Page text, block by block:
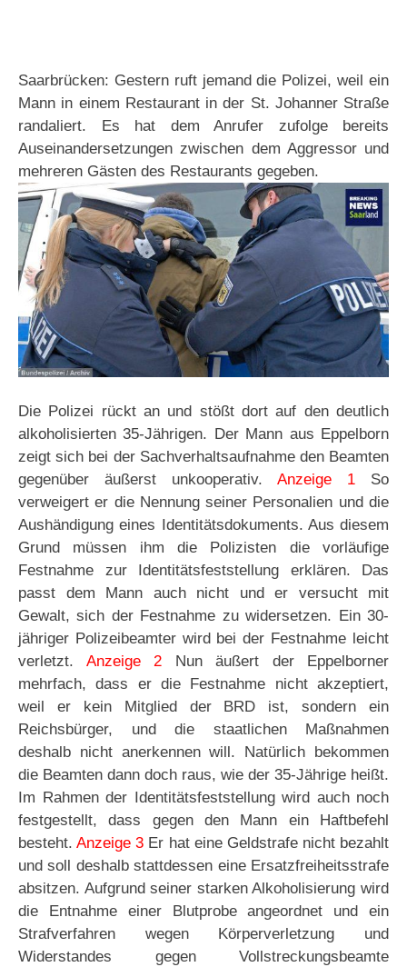
Saarbrücken: Gestern ruft jemand die Polizei, weil ein
Mann in einem Restaurant in der St. Johanner Straße
randaliert. Es hat dem Anrufer zufolge bereits
Auseinandersetzungen zwischen dem Aggressor und
mehreren Gästen des Restaurants gegeben.
Die Polizei rückt an und stößt dort auf den deutlich
alkoholisierten 35-Jährigen. Der Mann aus Eppelborn
zeigt sich bei der Sachverhaltsaufnahme den Beamten
gegenüber äußerst unkooperativ. Anzeige 1 So
verweigert er die Nennung seiner Personalien und die
Aushändigung eines Identitätsdokuments. Aus diesem
Grund müssen ihm die Polizisten die vorläufige
Festnahme zur Identitätsfeststellung erklären. Das
passt dem Mann auch nicht und er versucht mit
Gewalt, sich der Festnahme zu widersetzen. Ein 30-
jähriger Polizeibeamter wird bei der Festnahme leicht
verletzt. Anzeige 2 Nun äußert der Eppelborner
mehrfach, dass er die Festnahme nicht akzeptiert,
weil er kein Mitglied der BRD ist, sondern ein
Reichsbürger, und die staatlichen Maßnahmen
deshalb nicht anerkennen will. Natürlich bekommen
die Beamten dann doch raus, wie der 35-Jährige heißt.
Im Rahmen der Identitätsfeststellung wird auch noch
festgestellt, dass gegen den Mann ein Haftbefehl
besteht.Anzeige 3 Er hat eine Geldstrafe nicht bezahlt
und soll deshalb stattdessen eine Ersatzfreiheitsstrafe
absitzen. Aufgrund seiner starken Alkoholisierung wird
die Entnahme einer Blutprobe angeordnet und ein
Strafverfahren wegen Körperverletzung und
Widerstandes gegen Vollstreckungsbeamte